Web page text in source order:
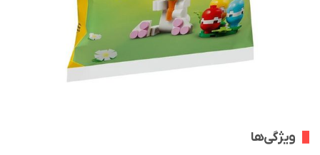
ویژگی‌ها